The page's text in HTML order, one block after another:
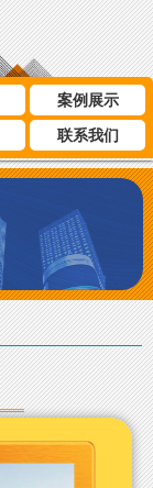
案例展示
联系我们